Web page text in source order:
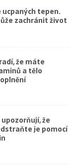
tepen.
zachránit život
že máte
a tělo
že
je pomocí